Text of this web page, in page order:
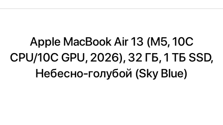
Apple MacBook Air 13 (M5, 10C
CPU/10C GPU, 2026), 32 ГБ, 1 ТБ SSD,
Небесно-голубой (Sky Blue)